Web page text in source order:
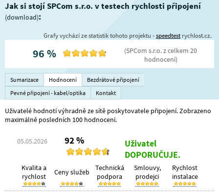
Jak si stojí SPCom s.r.o. v testech rychlosti připojení
(download):
Grafy vychází ze statistik tohoto projektu -speedtestrychlost.cz.
96 % (SPCom s.r.o.z celkem 20
hodnocení)
Sumarizace Hodnocení
Bezdrátové připojení
Pevné připojení - kabel/optika
Kontakt
Uživatelé hodnotí výhradně ze sítě poskytovatele připojení. Zobrazeno
maximálně posledních 100 hodnocení.
05.05.2026 92 %
Uživatel
DOPORUČUJE.
Kvalita a
rychlost
Ceny služeb
Technická
podpora
Smlouvy,
prodejci
Rychlost
instalace